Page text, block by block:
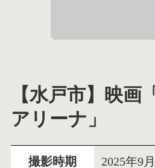
【水戸市】映画
アリーナ」
撮影時期 2025年9月